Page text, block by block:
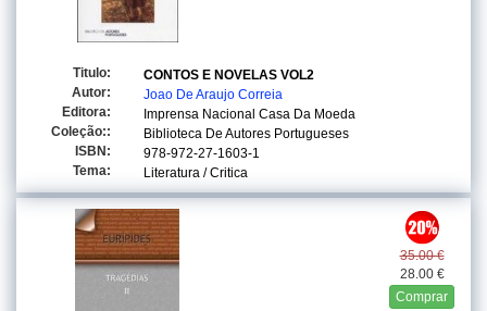
Titulo:
CONTOS E NOVELAS VOL2
Autor:
Joao De Araujo Correia
Editora:
Imprensa Nacional Casa Da Moeda
Coleção::
Biblioteca De Autores Portugueses
ISBN:
978-972-27-1603-1
Tema:
Literatura / Critica
35.00 €
28.00 €
Comprar